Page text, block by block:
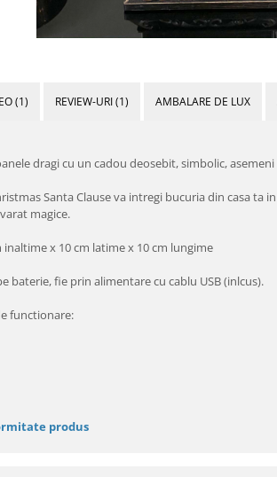
(1) REVIEW-URI(1) AMBALARE DE LUX
dragi cu un cadou deosebit, simbolic,
Santa Clause va intregi bucuria din casa
magice.
inaltime x 10 cm latime x 10 cm lungime
baterie, fie prin alimentare cu cablu USB (inlcus).
functionare:
produs